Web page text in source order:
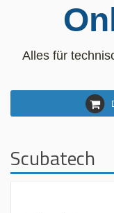
Alles für
Scubatech